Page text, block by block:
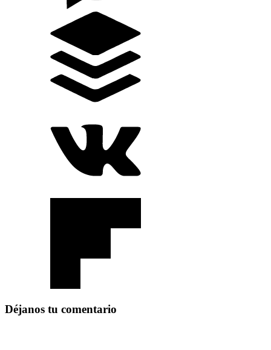
Déjanos tu comentario